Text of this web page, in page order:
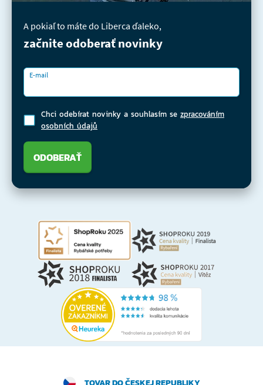
A pokiaľ to máte do Liberca ďaleko,
začnite odoberať novinky
E-mail
Chci odebírat novinky a souhlasím se zpracováním
osobních údajů
ODOBERAŤ